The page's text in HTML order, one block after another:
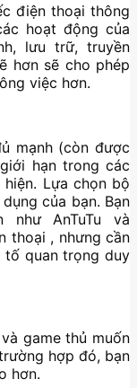
điện thoại thông
hoạt động của
lưu trữ, truyền
hơn sẽ cho phép
việc hơn.
mạnh (còn được
hạn trong các
Lựa chọn bộ
của bạn. Bạn
AnTuTu và
thoại , nhưng cần
tố quan trọng duy
game thủ muốn
hợp đó, bạn
hơn.